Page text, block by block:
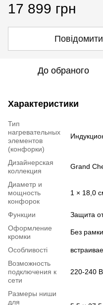
17 899 грн
До обраного
Характеристики
Тип
нагревательных
элементов
(конфорки)
Дизайнерская
коллекция
Grand
Диаметр и
мощность
конфорок
1 × 18,0
Функции
Защита
Оформление
кромки
Без рамки
Особливості
Возможность
подключения к
сети
220-240 В
Размеры ниши
для